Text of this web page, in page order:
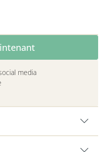
Entrez la quantité
media